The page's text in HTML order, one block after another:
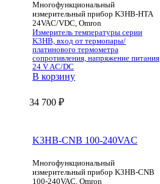
Многофункциональный
измерительный прибор K3HB-HTA
24VAC/VDC, Omron
Измеритель температуры серии
K3HB, вход от термопары/
платинового термометра
сопротивления, напряжение питания
24 V AC/DC
В корзину
34 700 ₽
K3HB-CNB 100-240VAC
Многофункциональный
измерительный прибор K3HB-CNB
100-240VAC, Omron